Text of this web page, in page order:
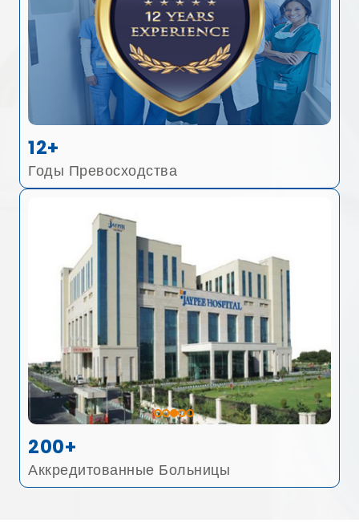
12+
Годы Превосходства
200+
Аккредитованные Больницы